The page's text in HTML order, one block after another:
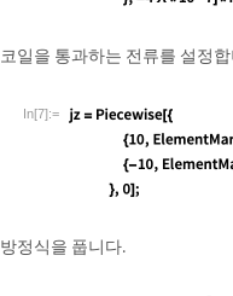
코일을 통과하는 전류를 설정
In[7]:=
방정식을 풉니다.